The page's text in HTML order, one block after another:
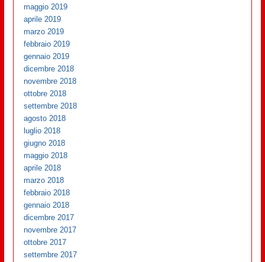
maggio 2019
aprile 2019
marzo 2019
febbraio 2019
gennaio 2019
dicembre 2018
novembre 2018
ottobre 2018
settembre 2018
agosto 2018
luglio 2018
giugno 2018
maggio 2018
aprile 2018
marzo 2018
febbraio 2018
gennaio 2018
dicembre 2017
novembre 2017
ottobre 2017
settembre 2017